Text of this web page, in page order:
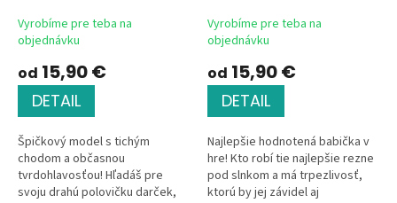
produktu-manžel
Vyrobíme pre teba na
objednávku
od 15,90 €
DETAIL
Špičkový model s tichým
chodom a občasnou
tvrdohlavosťou! Hľadáš pre
svoju drahú polovičku darček,
produktu-babka
Vyrobíme pre teba na
objednávku
od 15,90 €
DETAIL
Najlepšie hodnotená babička v
hre! Kto robí tie najlepšie rezne
pod slnkom a má trpezlivosť,
ktorú by jej závidel aj